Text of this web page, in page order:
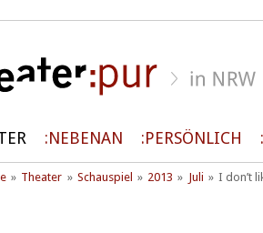
NEBENAN PERSÖNLICH
Theater Schauspiel 2013 Juli I don’t